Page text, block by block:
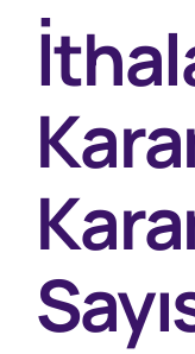
content